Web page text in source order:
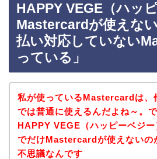
HAPPY VEGE（ハッ
Mastercardが使えな
払い対応していない
っている」
私が使っているMastercardは、
では普通に使えるんだよね～。で
HAPPY VEGE（ハッピーベジー
でだけMastercardが使えないの
不思議なんです